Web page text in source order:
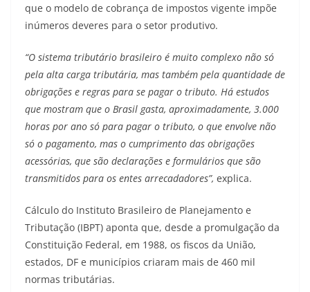
que o modelo de cobrança de impostos vigente impõe
inúmeros deveres para o setor produtivo.
“O sistema tributário brasileiro é muito complexo não só
pela alta carga tributária, mas também pela quantidade de
obrigações e regras para se pagar o tributo. Há estudos
que mostram que o Brasil gasta, aproximadamente, 3.000
horas por ano só para pagar o tributo, o que envolve não
só o pagamento, mas o cumprimento das obrigações
acessórias, que são declarações e formulários que são
transmitidos para os entes arrecadadores”, explica.
Cálculo do Instituto Brasileiro de Planejamento e
Tributação (IBPT) aponta que, desde a promulgação da
Constituição Federal, em 1988, os fiscos da União,
estados, DF e municípios criaram mais de 460 mil
normas tributárias.